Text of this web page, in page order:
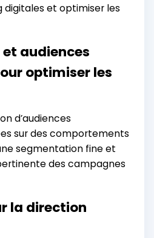
et optimiser les
audiences
optimiser les
d’audiences
sur des comportements
segmentation fine et
des campagnes
la direction